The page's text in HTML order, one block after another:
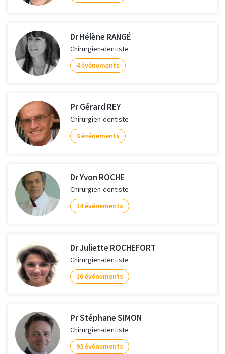
Dr Hélène RANGÉ
Chirurgien-dentiste
4 événements
Pr Gérard REY
Chirurgien-dentiste
3 événements
Dr Yvon ROCHE
Chirurgien-dentiste
14 événements
Dr Juliette ROCHEFORT
Chirurgien-dentiste
10 événements
Pr Stéphane SIMON
Chirurgien-dentiste
93 événements